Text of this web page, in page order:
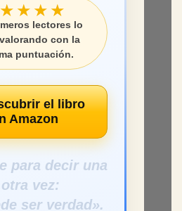
lectores lo
con la
puntuación.
el libro
Amazon
para decir una
vez:
ser verdad».